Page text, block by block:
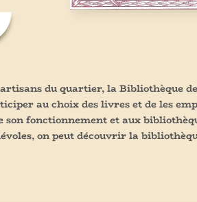
artisans du quartier, la Bibliothèque
au choix des livres et de les
son fonctionnement et aux
on peut découvrir la